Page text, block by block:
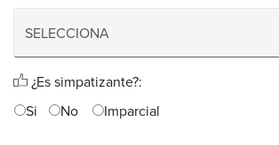
¿Es simpatizante?:
Si
No Imparcial